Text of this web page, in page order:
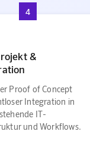
4
&
Proof of Concept
Integration in
IT-
und Workflows.